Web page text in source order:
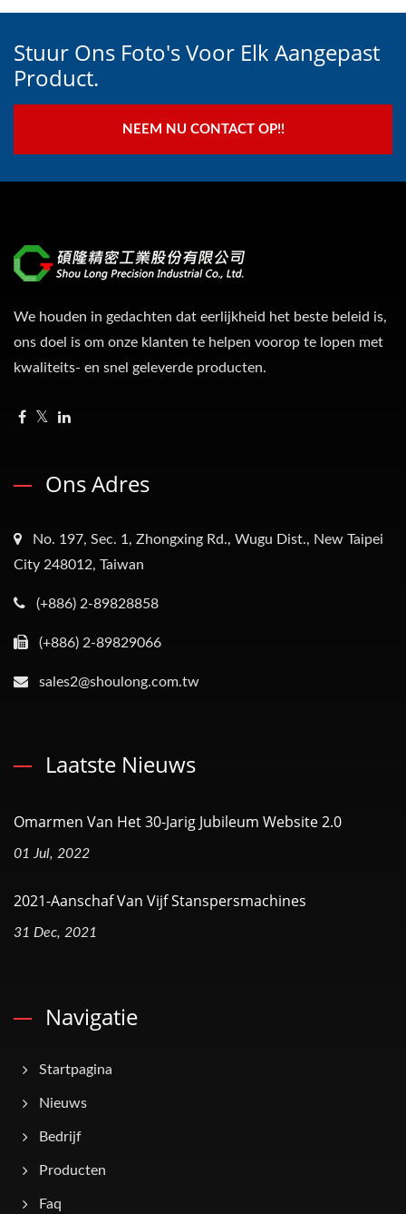
Stuur Ons Foto's Voor Elk Aangepast
Product.
NEEM NU CONTACT OP!!
We houden in gedachten dat eerlijkheid het beste beleid is,
ons doel is om onze klanten te helpen voorop te lopen met
kwaliteits- en snel geleverde producten.
Ons Adres
No. 197, Sec. 1, Zhongxing Rd., Wugu Dist., New Taipei
City 248012, Taiwan
(+886) 2-89828858
(+886) 2-89829066
sales2@shoulong.com.tw
Laatste Nieuws
Omarmen Van Het 30-Jarig Jubileum Website 2.0
01 Jul, 2022
2021-Aanschaf Van Vijf Stanspersmachines
31 Dec, 2021
Navigatie
Startpagina
Nieuws
Bedrijf
Producten
Faq